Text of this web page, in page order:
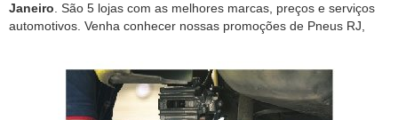
Janeiro . São 5 lojas com as melhores marcas, preços e serviços
automotivos. Venha conhecer nossas promoções de Pneus RJ,